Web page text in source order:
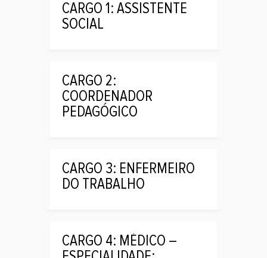
CARGO 1: ASSISTENTE
SOCIAL
CARGO 2:
COORDENADOR
PEDAGÓGICO
CARGO 3: ENFERMEIRO
DO TRABALHO
CARGO 4: MÉDICO –